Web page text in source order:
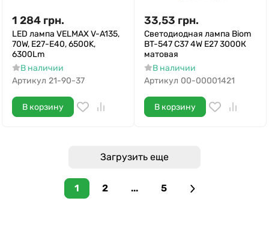
1 284 грн.
LED лампа VELMAX V-A135,
70W, Е27-E40, 6500K,
6300Lm
В наличии
Артикул 21-90-37
В корзину
33,53 грн.
Светодиодная лампа Biom
BT-547 C37 4W E27 3000К
матовая
В наличии
Артикул 00-00001421
В корзину
Загрузить еще
1 2 ... 5